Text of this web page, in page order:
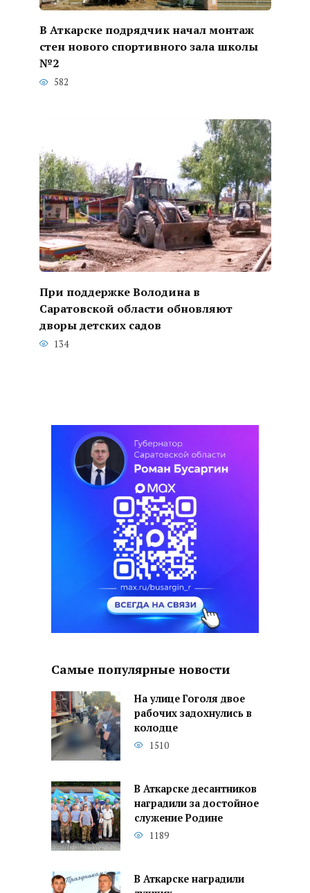
В Аткарске подрядчик начал монтаж
стен нового спортивного зала школы
№2
582
При поддержке Володина в
Саратовской области обновляют
дворы детских садов
134
Самые популярные новости
На улице Гоголя двое
рабочих задохнулись в
колодце
1510
В Аткарске десантников
наградили за достойное
служение Родине
1189
В Аткарске наградили